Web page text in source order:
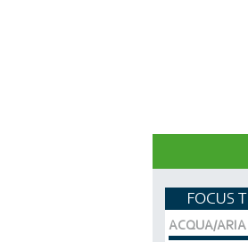
FOCUS
ACQUA/ARIA